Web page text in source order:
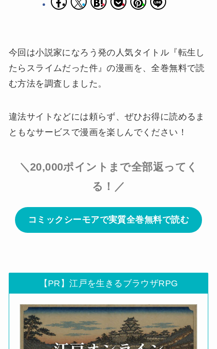
今回は小説家になろう発の人気タイトル『転生し
たらスライムだった件』の漫画を、全巻無料で読
む方法を調査しました。
違法サイトなどには頼らず、ぜひお得に読めるま
ともなサービスで漫画を楽しんでください！
＼20,000ポイントまで全部返ってく
る！／
コミックシーモアで実質全巻無料で読む
【PR】江戸を生きるブラウザRPG